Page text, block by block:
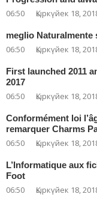
06:50 Қыркүйек 18,
meglio
06:50 Қыркүйек 18,
First launched 2011
2017
06:50 Қыркүйек 18,
Conformément loi
remarquer Charms
06:50 Қыркүйек 18,
L’Informatique aux
Foot
06:50 Қыркүйек 18,